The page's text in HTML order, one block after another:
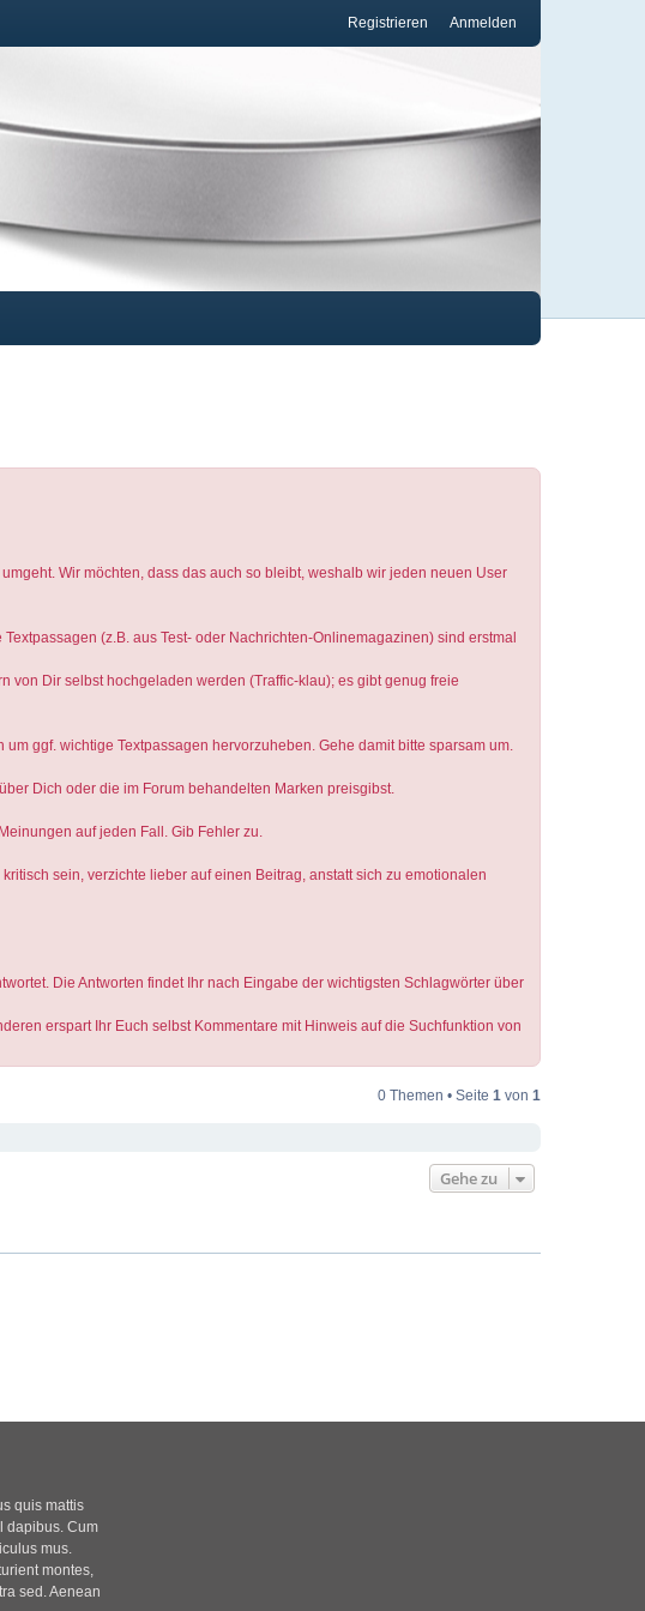
Anmelden
Registrieren
Wir möchten, dass das auch so bleibt, weshalb wir jeden neuen User
(z.B. aus Test- oder Nachrichten-Onlinemagazinen) sind erstmal
von Dir selbst hochgeladen werden (Traffic-klau); es gibt genug freie
ggf. wichtige Textpassagen hervorzuheben. Gehe damit bitte sparsam um.
Dich oder die im Forum behandelten Marken preisgibst.
auf jeden Fall. Gib Fehler zu.
sein, verzichte lieber auf einen Beitrag, anstatt sich zu emotionalen
Die Antworten findet Ihr nach Eingabe der wichtigsten Schlagwörter über
erspart Ihr Euch selbst Kommentare mit Hinweis auf die Suchfunktion von
0 Themen • Seite 1 von 1
Gehe zu
quis mattis
dapibus. Cum
mus.
montes,
sed. Aenean